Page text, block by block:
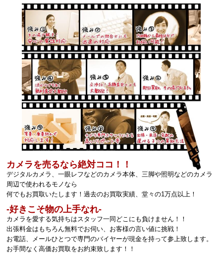
カメラを売るなら絶対ココ！！
デジタルカメラ、一眼レフなどのカメラ本体、三脚や照明などのカメラ
周辺で使われるモノなら
何でもお買取いたします！過去のお買取実績、堂々の1万点以上！
‐好きこそ物の上手なれ‐
カメラを愛する気持ちはスタッフ一同どこにも負けません！！
出張料金はもちろん無料でお伺い、お客様の言い値に挑戦！
お電話、メールひとつで専門のバイヤーが現金を持って参上致します。
お手間なく高価お買取をお約束致します！！